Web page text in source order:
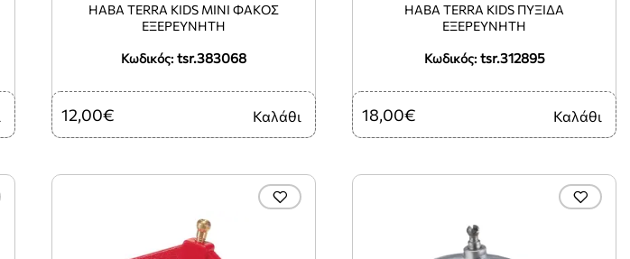
Κωδικός: tsr.383068
HABA TERRA KIDS ΜΊΝΙ ΦΑΚΌΣ
ΕΞΕΡΕΥΝΗΤΉ
12,00€ Καλάθι
Κωδικός: tsr.312895
HABA TERRA KIDS ΠΥΞΊΔΑ
ΕΞΕΡΕΥΝΗΤΉ
18,00€ Καλάθι